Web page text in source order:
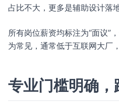
占比不大，更多是辅助设计落地
所有岗位薪资均标注为“面议”
为常见，通常低于互联网大厂
专业门槛明确